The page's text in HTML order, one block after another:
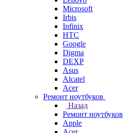
Microsoft
Irbis
Infinix
HTC
Google
Digma
DEXP
Asus
Alcatel
Acer
Ремонт ноутбуков
Назад
Ремонт ноутбуков
Apple